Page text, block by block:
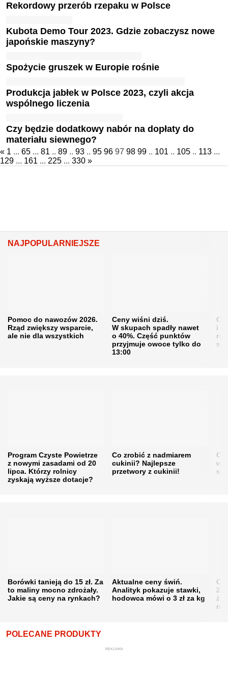
Rekordowy przerób rzepaku w Polsce
Kubota Demo Tour 2023. Gdzie zobaczysz nowe
japońskie maszyny?
Spożycie gruszek w Europie rośnie
Produkcja jabłek w Polsce 2023, czyli akcja
wspólnego liczenia
Czy będzie dodatkowy nabór na dopłaty do
materiału siewnego?
« 1 ... 65 ... 81 .. 89 .. 93 .. 95 96 97 98 99 .. 101 .. 105 .. 113 ...
129 ... 161 ... 225 ... 330 »
NAJPOPULARNIEJSZE
Pomoc do nawozów 2026.
Rząd zwiększy wsparcie,
ale nie dla wszystkich
Ceny wiśni dziś.
W skupach spadły nawet
o 40%. Część punktów
przyjmuje owoce tylko do
13:00
i
Program Czyste Powietrze
z nowymi zasadami od 20
lipca. Którzy rolnicy
zyskają wyższe dotacje?
Co zrobić z nadmiarem
cukinii? Najlepsze
przetwory z cukinii!
w
Borówki tanieją do 15 zł. Za
to maliny mocno zdrożały.
Jakie są ceny na rynkach?
Aktualne ceny świń.
Analityk pokazuje stawki,
hodowca mówi o 3 zł za kg
POLECANE PRODUKTY
REKLAMA